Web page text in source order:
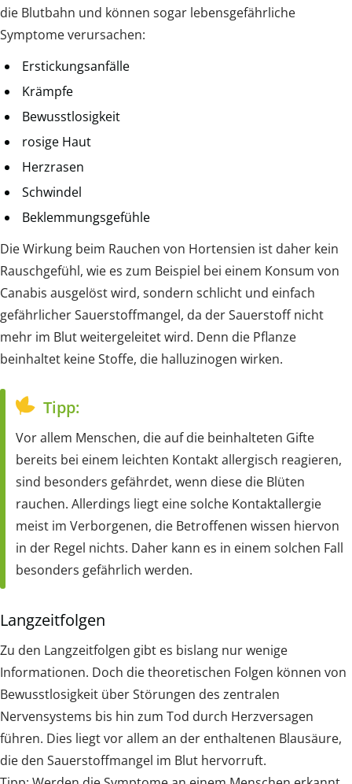
die Blutbahn und können sogar lebensgefährliche
Symptome verursachen:
Erstickungsanfälle
Krämpfe
Bewusstlosigkeit
rosige Haut
Herzrasen
Schwindel
Beklemmungsgefühle
Die Wirkung beim Rauchen von Hortensien ist daher kein
Rauschgefühl, wie es zum Beispiel bei einem Konsum von
Canabis ausgelöst wird, sondern schlicht und einfach
gefährlicher Sauerstoffmangel, da der Sauerstoff nicht
mehr im Blut weitergeleitet wird. Denn die Pflanze
beinhaltet keine Stoffe, die halluzinogen wirken.
Tipp:
Vor allem Menschen, die auf die beinhalteten Gifte
bereits bei einem leichten Kontakt allergisch reagieren,
sind besonders gefährdet, wenn diese die Blüten
rauchen. Allerdings liegt eine solche Kontaktallergie
meist im Verborgenen, die Betroffenen wissen hiervon
in der Regel nichts. Daher kann es in einem solchen Fall
besonders gefährlich werden.
Langzeitfolgen
Zu den Langzeitfolgen gibt es bislang nur wenige
Informationen. Doch die theoretischen Folgen können von
Bewusstlosigkeit über Störungen des zentralen
Nervensystems bis hin zum Tod durch Herzversagen
führen. Dies liegt vor allem an der enthaltenen Blausäure,
die den Sauerstoffmangel im Blut hervorruft.